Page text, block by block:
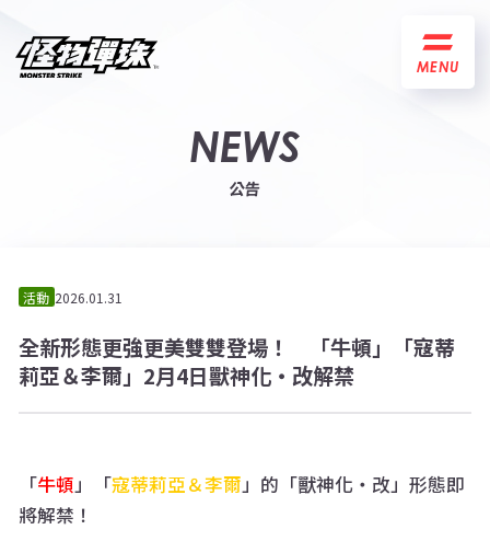
MENU
NEWS
公告
活動 2026.01.31
全新形態更強更美雙雙登場！ 「牛頓」「寇蒂
莉亞＆李爾」2月4日獸神化・改解禁
「牛頓」「寇蒂莉亞＆李爾」的「獸神化・改」形態即
將解禁！